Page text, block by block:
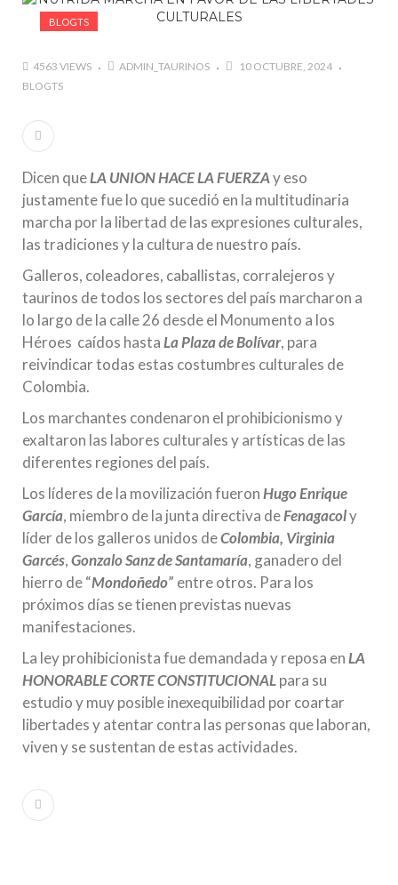
BLOGTS
4563 VIEWS ADMIN_TAURINOS
10 OCTUBRE, 2024
BLOGTS
Dicen queLA UNION HACE LA FUERZAy eso
justamente fue lo que sucedió en la multitudinaria
marcha por la libertad de las expresiones culturales,
las tradiciones y la cultura de nuestro país.
Galleros, coleadores, caballistas, corralejeros y
taurinos de todos los sectores del país marcharon a
lo largo de la calle 26 desde el Monumento a los
Héroes caídos hastaLa Plaza de Bolívar, para
reivindicar todas estas costumbres culturales de
Colombia.
Los marchantes condenaron el prohibicionismo y
exaltaron las labores culturales y artísticas de las
diferentes regiones del país.
Los líderes de la movilización fueronHugo Enrique
García, miembro de la junta directiva deFenagacoly
líder de los galleros unidos deColombia, Virginia
Garcés,Gonzalo Sanz de Santamaría, ganadero del
hierro de “Mondoñedo” entre otros. Para los
próximos días se tienen previstas nuevas
manifestaciones.
La ley prohibicionista fue demandada y reposa enLA
HONORABLE CORTECONSTITUCIONALpara su
estudio y muy posible inexequibilidad por coartar
libertades y atentar contra las personas que laboran,
viven y se sustentan de estas actividades.